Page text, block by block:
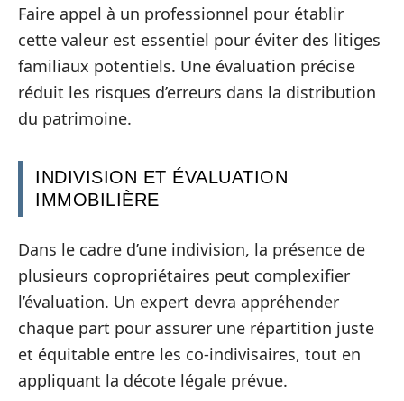
Faire appel à un professionnel pour établir
cette valeur est essentiel pour éviter des litiges
familiaux potentiels. Une évaluation précise
réduit les risques d’erreurs dans la distribution
du patrimoine.
INDIVISION ET ÉVALUATION
IMMOBILIÈRE
Dans le cadre d’une indivision, la présence de
plusieurs copropriétaires peut complexifier
l’évaluation. Un expert devra appréhender
chaque part pour assurer une répartition juste
et équitable entre les co-indivisaires, tout en
appliquant la décote légale prévue.